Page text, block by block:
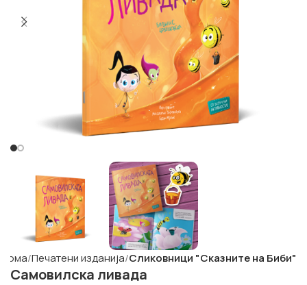
Печатени изданија Сликовници "Сказните на Биби"
Самовилска ливада